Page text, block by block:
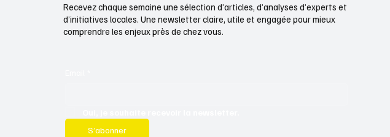
Recevez chaque semaine une sélection d’articles, d’analyses d’experts et
d’initiatives locales. Une newsletter claire, utile et engagée pour mieux
comprendre les enjeux près de chez vous.
S’abonner